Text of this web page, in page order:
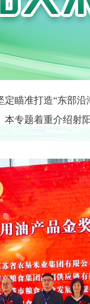
定瞄准打造“东部
本专题着重介绍射